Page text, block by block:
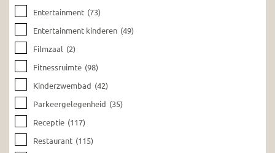
Entertainment (73)
Entertainment kinderen (49)
Filmzaal (2)
Fitnessruimte (98)
Kinderzwembad (42)
Parkeergelegenheid (35)
Receptie (117)
Restaurant (115)